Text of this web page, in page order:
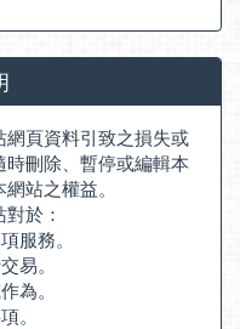
頁資料引致之損失或
刪除、暫停或編輯本
站之權益。
於：
服務。
易。
為。
。